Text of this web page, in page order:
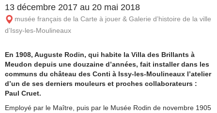
13 décembre 2017 au 20 mai 2018
musée français de la Carte à jouer & Galerie d’histoire de la ville
d’Issy-les-Moulineaux
En 1908, Auguste Rodin, qui habite la Villa des Brillants à
Meudon depuis une douzaine d’années, fait installer dans les
communs du château des Conti à Issy-les-Moulineaux l’atelier
d’un de ses derniers mouleurs et proches collaborateurs :
Paul Cruet.
Employé par le Maître, puis par le Musée Rodin de novembre 1905